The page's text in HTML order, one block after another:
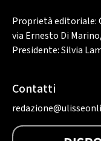
Proprietà editoriale:
via Ernesto Di
Presidente: Silvia
Contatti